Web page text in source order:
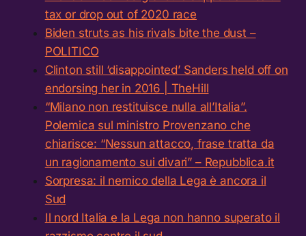
tax or drop out of 2020 race
Biden struts as his rivals bite the dust –
POLITICO
Clinton still ‘disappointed’ Sanders held off on
endorsing her in 2016 | TheHill
“Milano non restituisce nulla all’Italia”.
Polemica sul ministro Provenzano che
chiarisce: “Nessun attacco, frase tratta da
un ragionamento sui divari” – Repubblica.it
Sorpresa: il nemico della Lega è ancora il
Sud
Il nord Italia e la Lega non hanno superato il